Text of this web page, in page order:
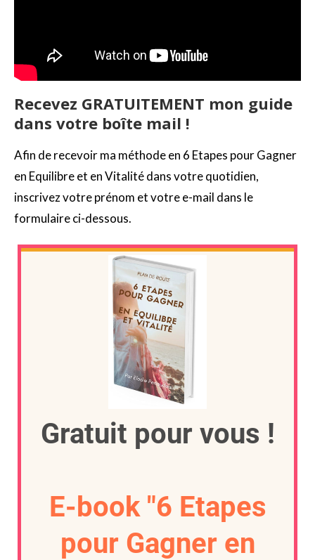
Recevez GRATUITEMENT mon guide
dans votre boîte mail !
Afin de recevoir ma méthode en 6 Etapes pour Gagner
en Equilibre et en Vitalité dans votre quotidien,
inscrivez votre prénom et votre e-mail dans le
formulaire ci-dessous.